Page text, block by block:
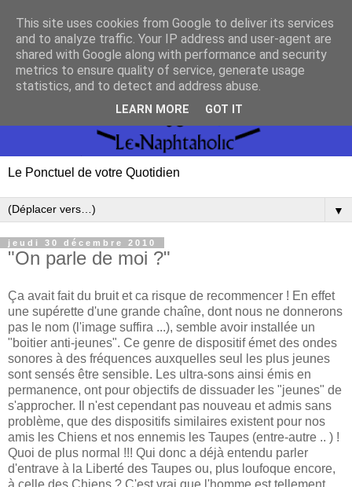
Le Ponctuel de votre Quotidien
▼
jeudi 30 décembre 2010
"On parle de moi ?"
Ça avait fait du bruit et ca risque de recommencer ! En effet
une supérette d'une grande chaîne, dont nous ne donnerons
pas le nom (l'image suffira ...), semble avoir installée un
"boitier anti-jeunes". Ce genre de dispositif émet des ondes
sonores à des fréquences auxquelles seul les plus jeunes
sont sensés être sensible. Les ultra-sons ainsi émis en
permanence, ont pour objectifs de dissuader les "jeunes" de
s'approcher. Il n'est cependant pas nouveau et admis sans
problème, que des dispositifs similaires existent pour nos
amis les Chiens et nos ennemis les Taupes (entre-autre .. ) !
Quoi de plus normal !!! Qui donc a déjà entendu parler
d'entrave à la Liberté des Taupes ou, plus loufoque encore,
à celle des Chiens ? C'est vrai que l'homme est tellement
This site uses cookies from Google to deliver its services
and to analyze traffic. Your IP address and user-agent are
shared with Google along with performance and security
metrics to ensure quality of service, generate usage
statistics, and to detect and address abuse.
LEARN MORE GOT IT